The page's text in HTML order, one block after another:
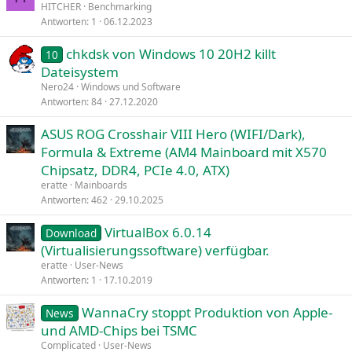
HITCHER Benchmarking
Antworten 1 06.12.2023
10
chkdsk von Windows 10 20H2 killt
Dateisystem
Nero24 Windows und Software
Antworten 84 27.12.2020
ASUS ROG Crosshair VIII Hero (WIFI/Dark),
Formula & Extreme (AM4 Mainboard mit X570
Chipsatz, DDR4, PCIe 4.0, ATX)
eratte
Mainboards
Antworten 462 29.10.2025
Download VirtualBox 6.0.14
(Virtualisierungssoftware) verfügbar.
eratte
User-News
Antworten 1 17.10.2019
News WannaCry stoppt Produktion von Apple-
und AMD-Chips bei TSMC
Complicated User-News